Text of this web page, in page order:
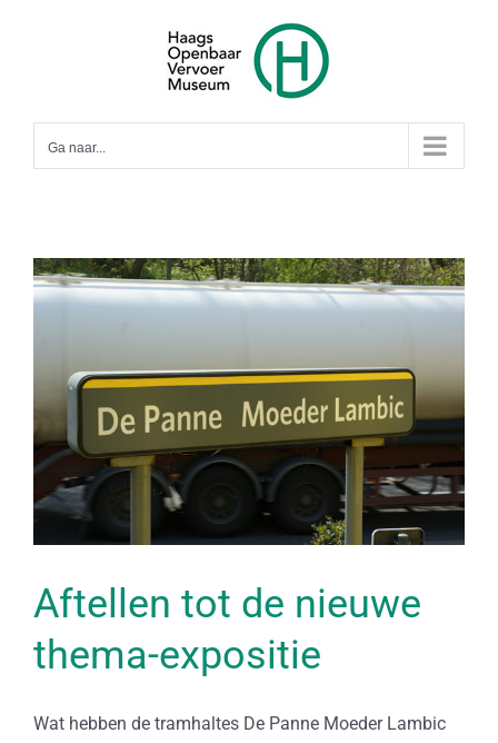
Ga naar...
Aftellen tot de nieuwe
thema-expositie
Wat hebben de tramhaltes De Panne Moeder Lambic